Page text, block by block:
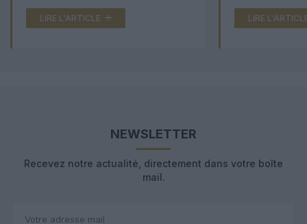
LIRE L'ARTICLE LIRE
NEWSLETTER
Recevez notre actualité, directement dans votre boîte
mail.